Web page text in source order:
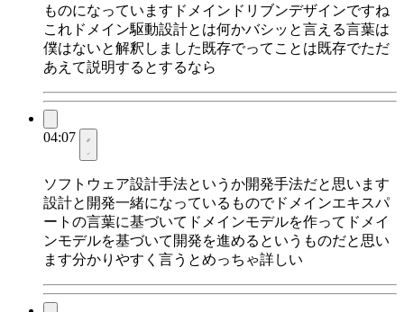
ものになっていますドメインドリブンデザインですね
これドメイン駆動設計とは何かバシッと言える言葉は
僕はないと解釈しました既存でってことは既存でただ
あえて説明するとするなら
04:07
ソフトウェア設計手法というか開発手法だと思います
設計と開発一緒になっているものでドメインエキスパ
ートの言葉に基づいてドメインモデルを作ってドメイ
ンモデルを基づいて開発を進めるというものだと思い
ます分かりやすく言うとめっちゃ詳しい